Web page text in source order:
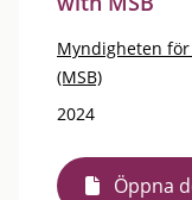
Myndigheten
(MSB)
2024
Öppna